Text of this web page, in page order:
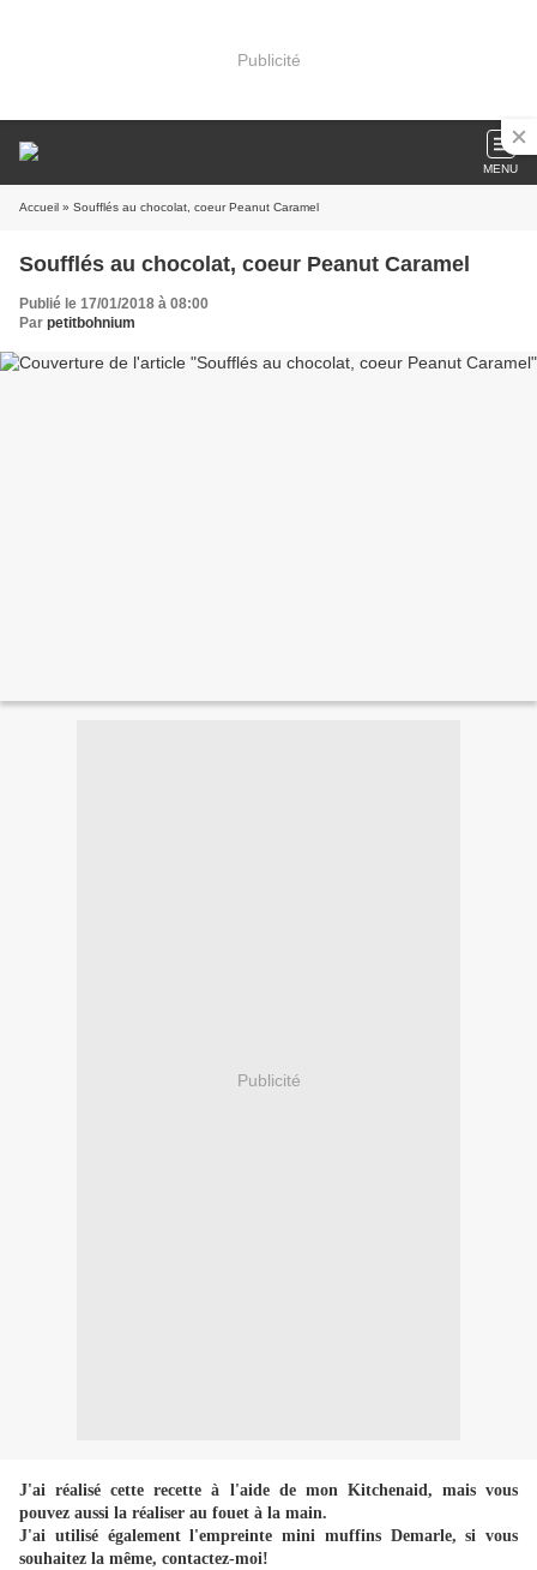
Publicité
MENU
Accueil » Soufflés au chocolat, coeur Peanut Caramel
Soufflés au chocolat, coeur Peanut Caramel
Publié le 17/01/2018 à 08:00
Par petitbohnium
Publicité
J'ai réalisé cette recette à l'aide de mon Kitchenaid, mais vous
pouvez aussi la réaliser au fouet à la main.
J'ai utilisé également l'empreinte mini muffins Demarle, si vous
souhaitez la même, contactez-moi!